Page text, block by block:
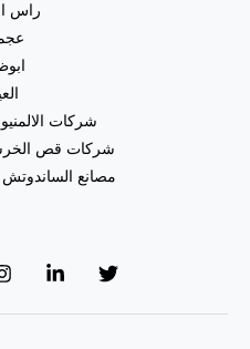
راس
شركات
شركات قص
مصانع الساندوتش